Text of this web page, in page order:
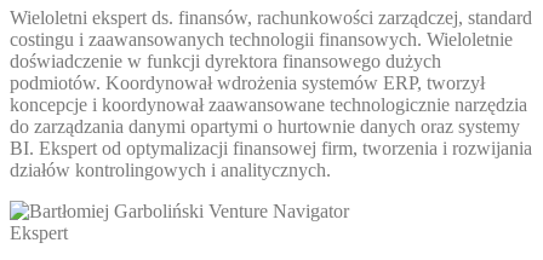
Wieloletni ekspert ds. finansów, rachunkowości zarządczej, standard
costingu i zaawansowanych technologii finansowych. Wieloletnie
doświadczenie w funkcji dyrektora finansowego dużych
podmiotów. Koordynował wdrożenia systemów ERP, tworzył
koncepcje i koordynował zaawansowane technologicznie narzędzia
do zarządzania danymi opartymi o hurtownie danych oraz systemy
BI. Ekspert od optymalizacji finansowej firm, tworzenia i rozwijania
działów kontrolingowych i analitycznych.
Ekspert